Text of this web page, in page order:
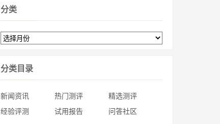
分类
分类目录
新闻资讯 热门测评
精选测评
经验评测
试用报告 问答社区